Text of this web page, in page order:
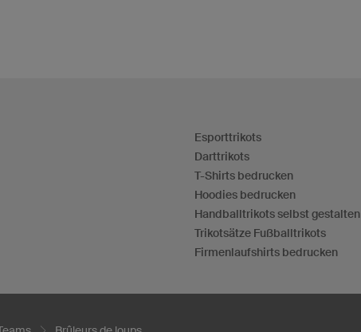
Esporttrikots
Darttrikots
T-Shirts bedrucken
Hoodies bedrucken
Handballtrikots selbst gestalten
Trikotsätze Fußballtrikots
Firmenlaufshirts bedrucken